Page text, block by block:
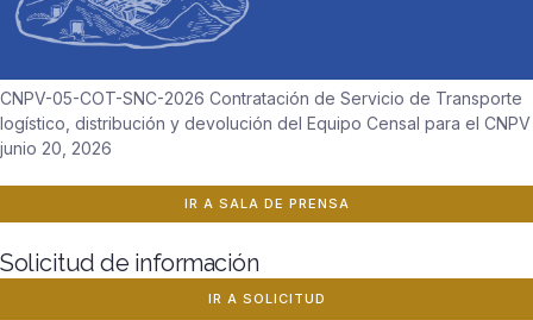
CNPV-05-COT-SNC-2026 Contratación de Servicio de Transporte
logístico, distribución y devolución del Equipo Censal para el CNPV
junio 20, 2026
IR A SALA DE PRENSA
Solicitud de información
IR A SOLICITUD